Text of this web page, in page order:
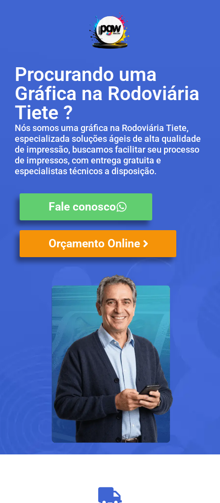
Procurando uma
Gráfica na Rodoviária
Tiete ?
Nós somos uma gráfica na Rodoviária Tiete,
especializada soluções ágeis de alta qualidade
de impressão, buscamos facilitar seu processo
de impressos, com entrega gratuita e
especialistas técnicos a disposição.
Fale conosco
Orçamento Online